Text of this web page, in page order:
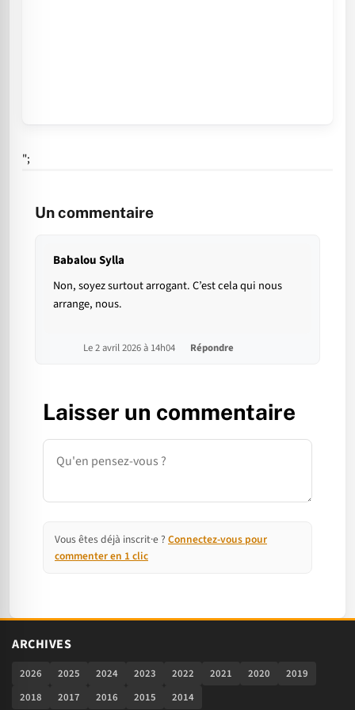
";
Un commentaire
Babalou Sylla
Non, soyez surtout arrogant. C’est cela qui nous
arrange, nous.
Le 2 avril 2026 à 14h04 Répondre
Laisser un commentaire
Commentaire
Vous êtes déjà inscrit·e ? Connectez-vous pour
commenter en 1 clic
ARCHIVES
2026 2025 2024 2023 2022 2021 2020
2019
2018
2017 2016 2015 2014